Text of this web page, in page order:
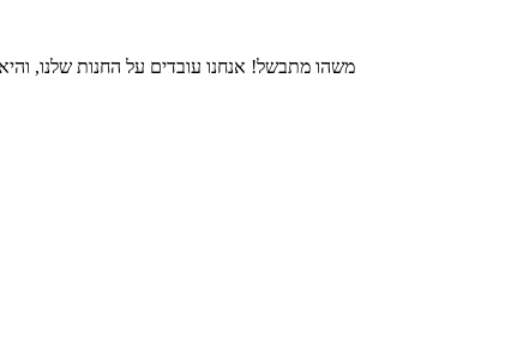
משהו מתבשל! אנחנו עובדים על החנות שלנו,